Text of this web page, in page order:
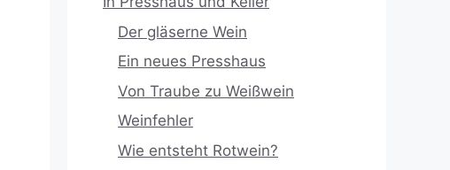
Der gläserne Wein
Ein neues Presshaus
Von Traube zu Weißwein
Weinfehler
Wie entsteht Rotwein?